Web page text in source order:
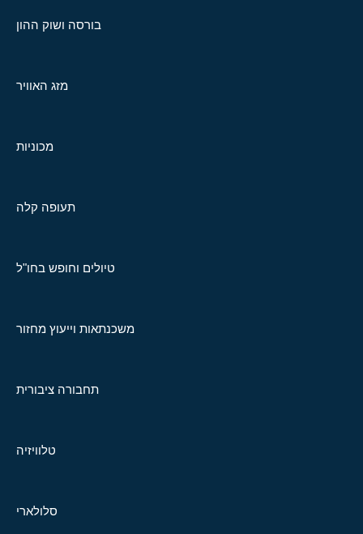
בורסה ושוק ההון
מזג האוויר
מכוניות
תעופה קלה
טיולים וחופש בחו"ל
משכנתאות וייעוץ מחזור
תחבורה ציבורית
טלוויזיה
סלולארי